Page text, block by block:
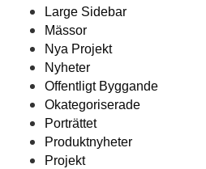
Large Sidebar
Mässor
Nya Projekt
Nyheter
Offentligt Byggande
Okategoriserade
Porträttet
Produktnyheter
Projekt